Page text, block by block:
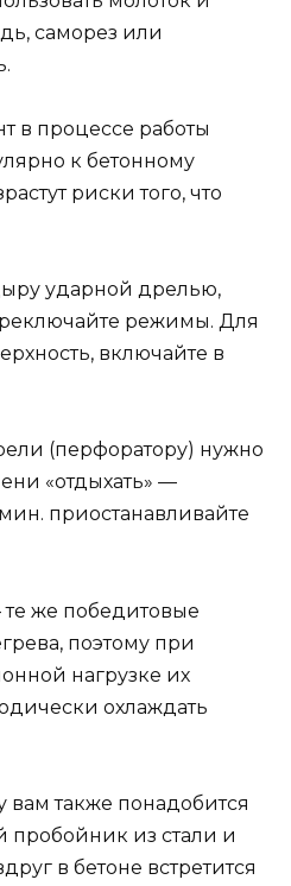
саморез или
в процессе работы
к бетонному
риски того, что
ударной дрелью,
режимы. Для
включайте в
(перфоратору) нужно
«отдыхать» —
приостанавливайте
те же победитовые
поэтому при
нагрузке их
охлаждать
вам также понадобится
пробойник из стали и
в бетоне встретится